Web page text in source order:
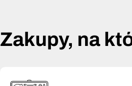
Zakupy, na